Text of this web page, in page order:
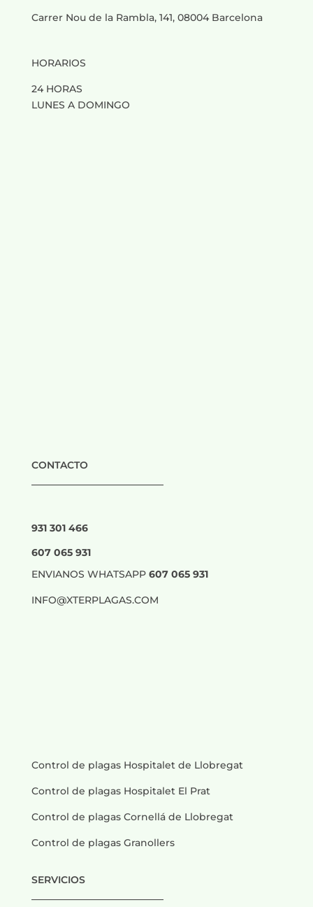
Carrer Nou de la Rambla, 141, 08004 Barcelona
HORARIOS
24 HORAS
LUNES A DOMINGO
CONTACTO
931 301 466
607 065 931
ENVIANOS WHATSAPP 607 065 931
INFO@XTERPLAGAS.COM
Control de plagas Hospitalet de Llobregat
Control de plagas Hospitalet El Prat
Control de plagas Cornellá de Llobregat
Control de plagas Granollers
SERVICIOS